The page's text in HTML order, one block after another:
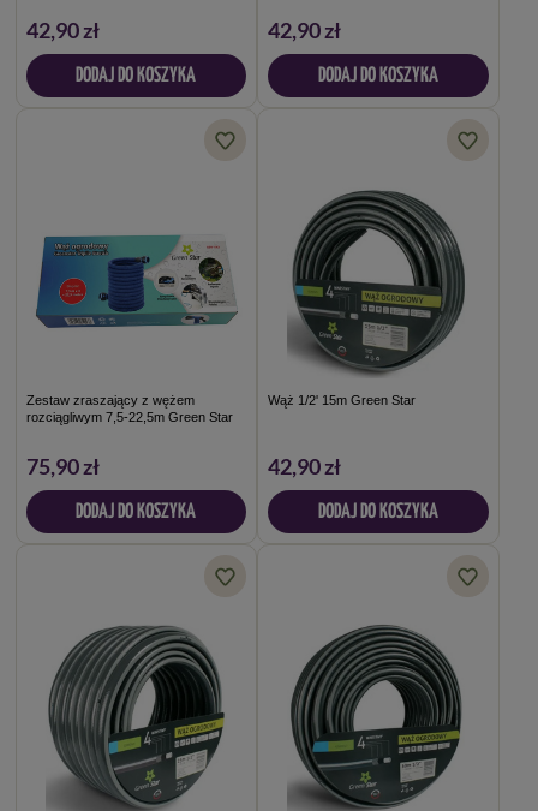
42,90 zł
DODAJ DO KOSZYKA
42,90 zł
DODAJ DO KOSZYKA
Zestaw zraszający z wężem
rozciągliwym 7,5-22,5m Green Star
75,90 zł
DODAJ DO KOSZYKA
Wąż 1/2' 15m Green Star
42,90 zł
DODAJ DO KOSZYKA